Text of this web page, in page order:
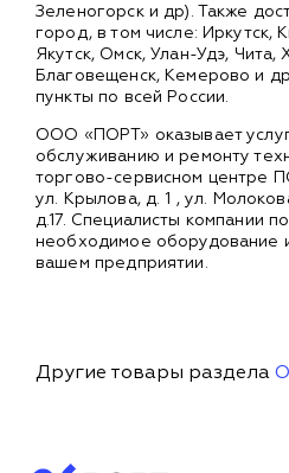
Зеленогорск и др). Также
город, в том числе: Иркутск,
Якутск, Омск, Улан-Удэ, Чита,
Благовещенск, Кемерово и
пункты по всей России.
ООО «ПОРТ» оказывает
обслуживанию и ремонту
торгово-сервисном центре
ул. Крылова, д. 1 , ул.
д.17. Специалисты компании
необходимое оборудование
вашем предприятии.
Другие товары раздела